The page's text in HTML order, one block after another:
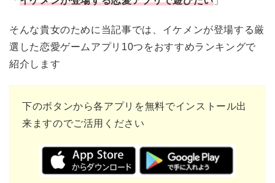
そんな貴女のために当記事では、イケメンが登場する厳
選した恋愛ゲームアプリ10つをおすすめランキングで
紹介します
下のボタンから各アプリを無料でインストール出
来ますのでご活用ください